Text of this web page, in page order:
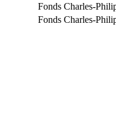
Fonds Charles-
Fonds Charles-